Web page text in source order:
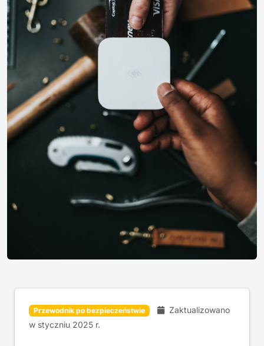
Przewodnik po bezpieczeństwie
Zaktualizowano
w styczniu 2025 r.